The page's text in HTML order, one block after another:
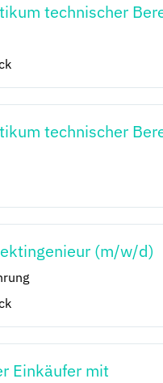
technischer
technischer
(m/w/d)
Einkäufer mit